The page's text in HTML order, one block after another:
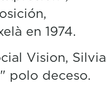
en 1974.
Vision, Silvia
polo deceso.